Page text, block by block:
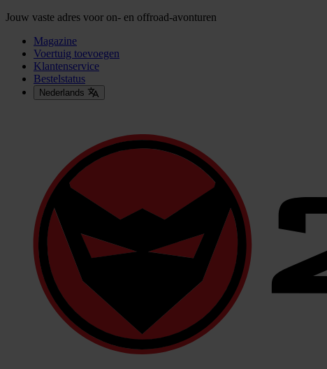
Jouw vaste adres voor on- en offroad-avonturen
Magazine
Voertuig toevoegen
Klantenservice
Bestelstatus
Nederlands